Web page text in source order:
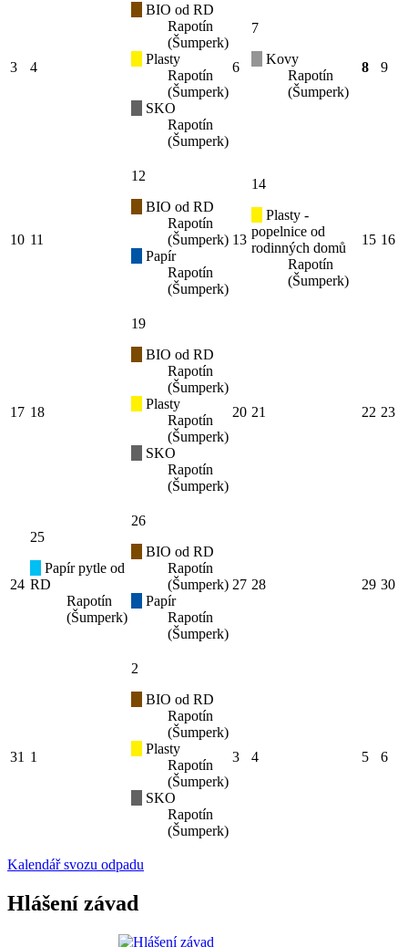
3 4
BIO od RD
Rapotín
(Šumperk)
Plasty
Rapotín
(Šumperk)
SKO
Rapotín
(Šumperk)
6
7
Kovy
Rapotín
(Šumperk)
8 9
10 11
12
BIO od RD
Rapotín
(Šumperk)
Papír
Rapotín
(Šumperk)
13
14
Plasty -
popelnice od
rodinných domů
Rapotín
(Šumperk)
15 16
17 18
19
BIO od RD
Rapotín
(Šumperk)
Plasty
Rapotín
(Šumperk)
SKO
Rapotín
(Šumperk)
20 21 22 23
24
25
Papír pytle od
RD
Rapotín
(Šumperk)
26
BIO od RD
Rapotín
(Šumperk)
Papír
Rapotín
(Šumperk)
27 28 29 30
31 1
2
BIO od RD
Rapotín
(Šumperk)
Plasty
Rapotín
(Šumperk)
SKO
Rapotín
(Šumperk)
3 4 5 6
Kalendář svozu odpadu
Hlášení závad